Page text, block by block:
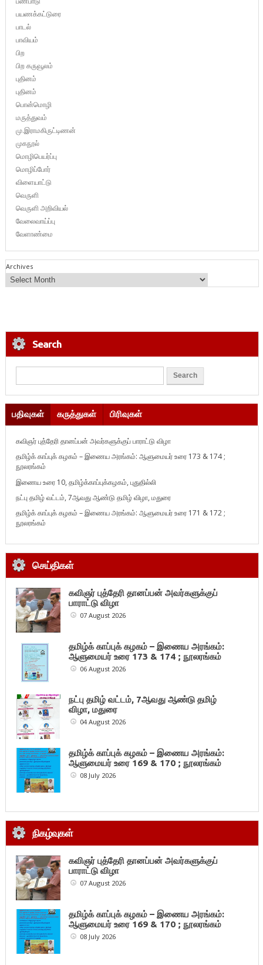
பயணக்கட்டுரை
பாடல்
பாவியம்
பிற
பிற கருவூலம்
புதினம்
புதினம்
பொன்மொழி
மருத்துவம்
மு.இராமகிருட்டிணன்
முகநூல்
மொழிபெயர்ப்பு
மொழிப்போர்
விளையாட்டு
வெருளி
வெருளி அறிவியல்
வேலைவாய்ப்பு
வேளாண்மை
Archives
Search
பதிவுகள் கருத்துகள் பிரிவுகள்
கவிஞர் புத்தேரி தானப்பன் அவர்களுக்குப் பாராட்டு விழா
தமிழ்க் காப்புக் கழகம் – இணைய அரங்கம்: ஆளுமையர் உரை 173 & 174 ;
நூலரங்கம்
இணைய உரை 10, தமிழ்க்காப்புக்கழகம், புதுதில்லி
நட்பு தமிழ் வட்டம், 7ஆவது ஆண்டு தமிழ் விழா, மதுரை
தமிழ்க் காப்புக் கழகம் – இணைய அரங்கம்: ஆளுமையர் உரை 171 & 172 ;
நூலரங்கம்
செய்திகள்
கவிஞர் புத்தேரி தானப்பன் அவர்களுக்குப்
பாராட்டு விழா
07 August 2026
தமிழ்க் காப்புக் கழகம் – இணைய அரங்கம்:
ஆளுமையர் உரை 173 & 174 ; நூலரங்கம்
06 August 2026
நட்பு தமிழ் வட்டம், 7ஆவது ஆண்டு தமிழ்
விழா, மதுரை
04 August 2026
தமிழ்க் காப்புக் கழகம் – இணைய அரங்கம்:
ஆளுமையர் உரை 169 & 170 ; நூலரங்கம்
08 July 2026
நிகழ்வுகள்
கவிஞர் புத்தேரி தானப்பன் அவர்களுக்குப்
பாராட்டு விழா
07 August 2026
தமிழ்க் காப்புக் கழகம் – இணைய அரங்கம்:
ஆளுமையர் உரை 169 & 170 ; நூலரங்கம்
08 July 2026